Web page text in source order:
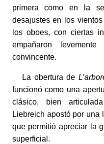
primera como en la
desajustes en los
los oboes, con ciertas
empañaron
convincente.
La obertura de
funcionó como una
clásico, bien
Liebreich apostó por una
que permitió apreciar la
superficial.